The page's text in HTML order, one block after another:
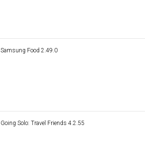
Samsung Food 2.49.0
Going Solo: Travel Friends 4.2.55